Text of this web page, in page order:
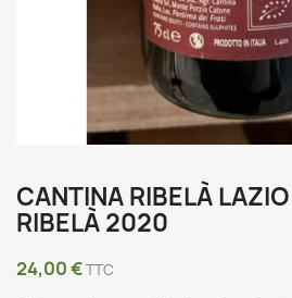
CANTINA RIBELÀ
RIBELÀ 2020
24,00 €TTC